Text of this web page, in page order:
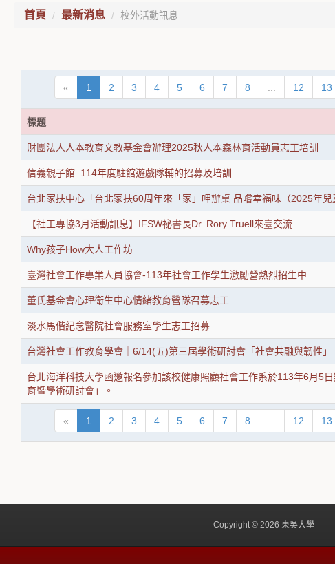
首頁 最新消息 校外活動訊息
« 1 2 3 4 5 6 7 8 12 13
標題
財團法人人本教育文教基金會辦理2025秋人本森林育活動員志工培訓
信義親子館_114年度駐館遊戲隊輔的招募及培訓
台北家扶中心「台北家扶60周年來「家」呷辦桌 品嚐幸福味（2025年
【社工專協3月活動訊息】IFSW祕書長Dr. Rory Truell來臺交流
Why孩子How大人工作坊
臺灣社會工作專業人員協會-113年社會工作學生激勵營熱烈招生中
董氏基金會心理衛生中心情緒教育營隊召募志工
淡水馬偕紀念醫院社會服務室學生志工招募
台灣社會工作教育學會｜6/14(五)第三屆學術研討會「社會共融與韌性」
台北海洋科技大學函邀報名參加該校健康照顧社會工作系於113年6月5
育暨學術研討會」。
« 1 2 3 4 5 6 7 8 12 13
Copyright © 2026 東吳大學